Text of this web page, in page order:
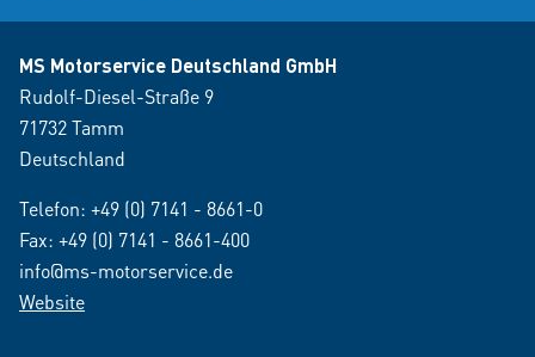
MS Motorservice Deutschland GmbH
Rudolf-Diesel-Straße 9
71732 Tamm
Deutschland
Telefon: +49 (0) 7141 - 8661-0
Fax: +49 (0) 7141 - 8661-400
info@ms-motorservice.de
Website